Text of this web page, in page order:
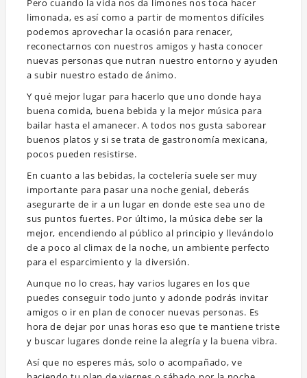
Pero cuando la vida nos da limones nos toca hacer
limonada, es así como a partir de momentos difíciles
podemos aprovechar la ocasión para renacer,
reconectarnos con nuestros amigos y hasta conocer
nuevas personas que nutran nuestro entorno y ayuden
a subir nuestro estado de ánimo.
Y qué mejor lugar para hacerlo que uno donde haya
buena comida, buena bebida y la mejor música para
bailar hasta el amanecer. A todos nos gusta saborear
buenos platos y si se trata de gastronomía mexicana,
pocos pueden resistirse.
En cuanto a las bebidas, la coctelería suele ser muy
importante para pasar una noche genial, deberás
asegurarte de ir a un lugar en donde este sea uno de
sus puntos fuertes. Por último, la música debe ser la
mejor, encendiendo al público al principio y llevándolo
de a poco al climax de la noche, un ambiente perfecto
para el esparcimiento y la diversión.
Aunque no lo creas, hay varios lugares en los que
puedes conseguir todo junto y adonde podrás invitar
amigos o ir en plan de conocer nuevas personas. Es
hora de dejar por unas horas eso que te mantiene triste
y buscar lugares donde reine la alegría y la buena vibra.
Así que no esperes más, solo o acompañado, ve